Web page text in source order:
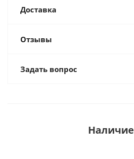
Доставка
Отзывы
Задать вопрос
Наличие